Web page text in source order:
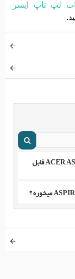
لپ تاپ ایسر
سلام این مدل بر روی ACER ASPIRE E1-510 قابل